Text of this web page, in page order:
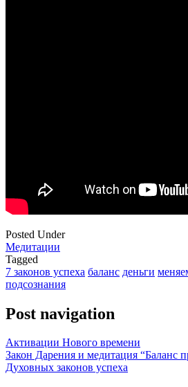
Posted Under
Медитации
Tagged
7 законов успеха баланс деньги
подсознания
Post navigation
Активации Нового времени
Закон Дарения и медитация “Баланс
Духовных законов успеха